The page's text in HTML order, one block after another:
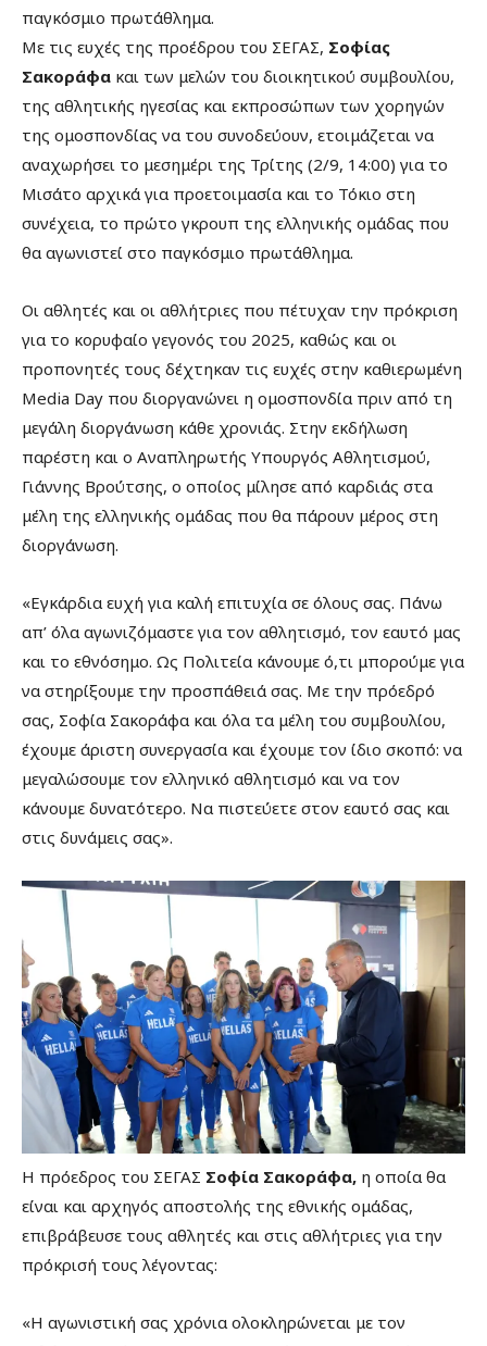
παγκόσμιο πρωτάθλημα.
Με τις ευχές της προέδρου του ΣΕΓΑΣ, Σοφίας
Σακοράφα και των μελών του διοικητικού συμβουλίου,
της αθλητικής ηγεσίας και εκπροσώπων των χορηγών
της ομοσπονδίας να του συνοδεύουν, ετοιμάζεται να
αναχωρήσει το μεσημέρι της Τρίτης (2/9, 14:00) για το
Μισάτο αρχικά για προετοιμασία και το Τόκιο στη
συνέχεια, το πρώτο γκρουπ της ελληνικής ομάδας που
θα αγωνιστεί στο παγκόσμιο πρωτάθλημα.
Οι αθλητές και οι αθλήτριες που πέτυχαν την πρόκριση
για το κορυφαίο γεγονός του 2025, καθώς και οι
προπονητές τους δέχτηκαν τις ευχές στην καθιερωμένη
Media Day που διοργανώνει η ομοσπονδία πριν από τη
μεγάλη διοργάνωση κάθε χρονιάς. Στην εκδήλωση
παρέστη και ο Αναπληρωτής Υπουργός Αθλητισμού,
Γιάννης Βρούτσης, ο οποίος μίλησε από καρδιάς στα
μέλη της ελληνικής ομάδας που θα πάρουν μέρος στη
διοργάνωση.
«Εγκάρδια ευχή για καλή επιτυχία σε όλους σας. Πάνω
απ’ όλα αγωνιζόμαστε για τον αθλητισμό, τον εαυτό μας
και το εθνόσημο. Ως Πολιτεία κάνουμε ό,τι μπορούμε για
να στηρίξουμε την προσπάθειά σας. Με την πρόεδρό
σας, Σοφία Σακοράφα και όλα τα μέλη του συμβουλίου,
έχουμε άριστη συνεργασία και έχουμε τον ίδιο σκοπό: να
μεγαλώσουμε τον ελληνικό αθλητισμό και να τον
κάνουμε δυνατότερο. Να πιστεύετε στον εαυτό σας και
στις δυνάμεις σας».
Η πρόεδρος του ΣΕΓΑΣ Σοφία Σακοράφα, η οποία θα
είναι και αρχηγός αποστολής της εθνικής ομάδας,
επιβράβευσε τους αθλητές και στις αθλήτριες για την
πρόκρισή τους λέγοντας:
«Η αγωνιστική σας χρόνια ολοκληρώνεται με τον